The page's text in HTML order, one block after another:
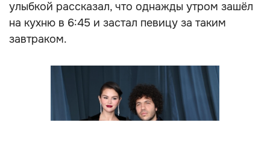
улыбкой рассказал, что однажды утром зашёл
на кухню в 6:45 и застал певицу за таким
завтраком.